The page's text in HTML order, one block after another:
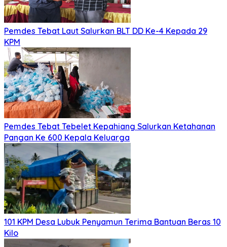
Pemdes Tebat Laut Salurkan BLT DD Ke-4 Kepada 29
KPM
Pemdes Tebat Tebelet Kepahiang Salurkan Ketahanan
Pangan Ke 600 Kepala Keluarga
101 KPM Desa Lubuk Penyamun Terima Bantuan Beras 10
Kilo